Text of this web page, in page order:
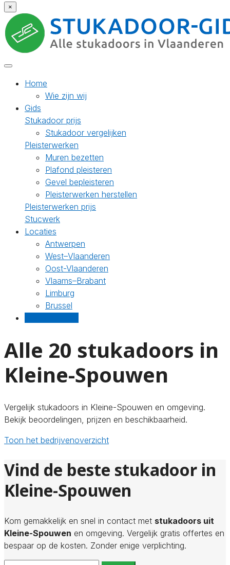
×
Home
Wie zijn wij
Gids
Stukadoor prijs
Stukadoor vergelijken
Pleisterwerken
Muren bezetten
Plafond pleisteren
Gevel bepleisteren
Pleisterwerken herstellen
Pleisterwerken prijs
Stucwerk
Locaties
Antwerpen
West–Vlaanderen
Oost-Vlaanderen
Vlaams–Brabant
Limburg
Brussel
Alle 20 stukadoors in
Kleine-Spouwen
Vergelijk stukadoors in Kleine-Spouwen en omgeving.
Bekijk beoordelingen, prijzen en beschikbaarheid.
Toon het bedrijvenoverzicht
Vind de beste stukadoor in
Kleine-Spouwen
Kom gemakkelijk en snel in contact met stukadoors uit
Kleine-Spouwen en omgeving. Vergelijk gratis offertes en
bespaar op de kosten. Zonder enige verplichting.